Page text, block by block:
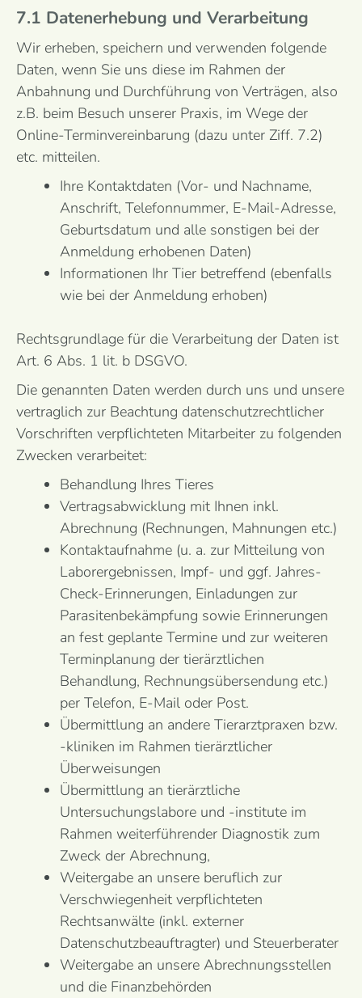
7.1 Datenerhebung und Verarbeitung
Wir erheben, speichern und verwenden folgende
Daten, wenn Sie uns diese im Rahmen der
Anbahnung und Durchführung von Verträgen, also
z.B. beim Besuch unserer Praxis, im Wege der
Online-Terminvereinbarung (dazu unter Ziff. 7.2)
etc. mitteilen.
Ihre Kontaktdaten (Vor- und Nachname,
Anschrift, Telefonnummer, E-Mail-Adresse,
Geburtsdatum und alle sonstigen bei der
Anmeldung erhobenen Daten)
Informationen Ihr Tier betreffend (ebenfalls
wie bei der Anmeldung erhoben)
Rechtsgrundlage für die Verarbeitung der Daten ist
Art. 6 Abs. 1 lit. b DSGVO.
Die genannten Daten werden durch uns und unsere
vertraglich zur Beachtung datenschutzrechtlicher
Vorschriften verpflichteten Mitarbeiter zu folgenden
Zwecken verarbeitet:
Behandlung Ihres Tieres
Vertragsabwicklung mit Ihnen inkl.
Abrechnung (Rechnungen, Mahnungen etc.)
Kontaktaufnahme (u. a. zur Mitteilung von
Laborergebnissen, Impf- und ggf. Jahres-
Check-Erinnerungen, Einladungen zur
Parasitenbekämpfung sowie Erinnerungen
an fest geplante Termine und zur weiteren
Terminplanung der tierärztlichen
Behandlung, Rechnungsübersendung etc.)
per Telefon, E-Mail oder Post.
Übermittlung an andere Tierarztpraxen bzw.
-kliniken im Rahmen tierärztlicher
Überweisungen
Übermittlung an tierärztliche
Untersuchungslabore und -institute im
Rahmen weiterführender Diagnostik zum
Zweck der Abrechnung,
Weitergabe an unsere beruflich zur
Verschwiegenheit verpflichteten
Rechtsanwälte (inkl. externer
Datenschutzbeauftragter) und Steuerberater
Weitergabe an unsere Abrechnungsstellen
und die Finanzbehörden